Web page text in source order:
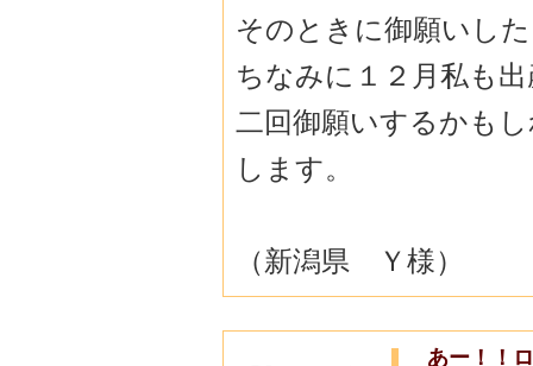
そのときに御願いし
ちなみに１２月私も
二回御願いするかも
します。
（新潟県 Ｙ様）
あー！！